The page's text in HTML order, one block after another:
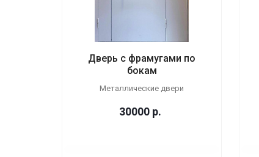
Дверь с фрамугами по
бокам
Металлические двери
30000 р.